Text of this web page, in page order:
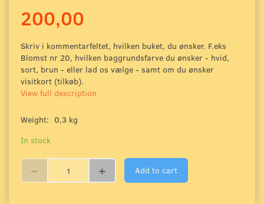
200,00
Skriv i kommentarfeltet, hvilken buket, du ønsker. F.eks
Blomst nr 20, hvilken baggrundsfarve du ønsker - hvid,
sort, brun - eller lad os vælge - samt om du ønsker
visitkort (tilkøb).
View full description
Weight: 0,3 kg
In stock
Add to cart